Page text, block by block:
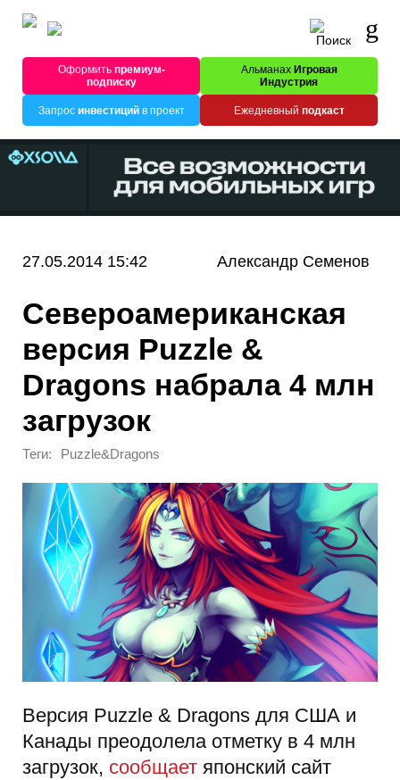
Оформитьпремиум-
подписку
Альманах Игровая
Индустрия
Запрос инвестицийв проект Ежедневный подкаст
27.05.2014 15:42 Александр Семенов
Североамериканская
версия Puzzle &
Dragons набрала 4 млн
загрузок
Теги: Puzzle&Dragons
Версия Puzzle & Dragons для США и
Канады преодолела отметку в 4 млн
загрузок, сообщает японский сайт